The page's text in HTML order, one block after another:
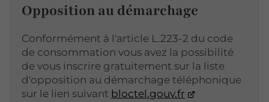
Opposition au démarchage
Conformément à l'article L.223-2 du code
de consommation vous avez la possibilité
de vous inscrire gratuitement sur la liste
d'opposition au démarchage téléphonique
sur le lien suivant bloctel.gouv.fr